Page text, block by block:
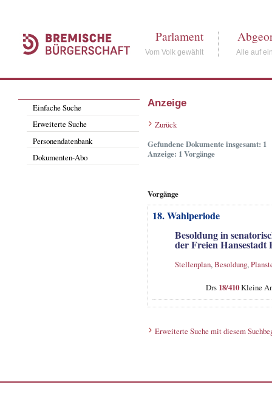
Parlament
Vom Volk gewählt Alle auf
Einfache Suche
Erweiterte Suche
Personendatenbank
Dokumenten-Abo
Anzeige
Zurück
Gefundene Dokumente insgesamt: 1
Anzeige: 1 Vorgänge
Vorgänge
18. Wahlperiode
Besoldung in
der Freien Hansestadt
Stellenplan,Besoldung,
Drs 18/410Kleine
Erweiterte Suche mit diesem